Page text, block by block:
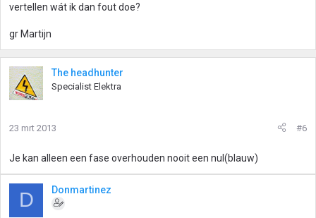
vertellen wát ik dan fout doe?
gr Martijn
The headhunter
Specialist Elektra
23 mrt 2013 #6
Je kan alleen een fase overhouden nooit een nul(blauw)
D Donmartinez